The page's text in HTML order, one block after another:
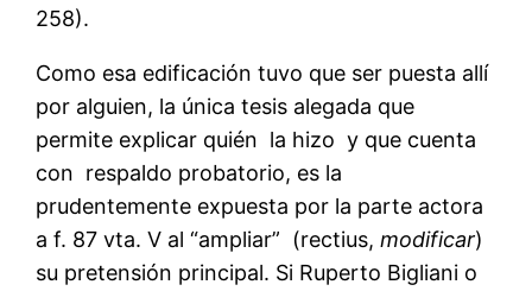
258).
Como esa edificación tuvo que ser puesta allí
por alguien, la única tesis alegada que
permite explicar quién la hizo y que cuenta
con respaldo probatorio, es la
prudentemente expuesta por la parte actora
a f. 87 vta. V al “ampliar” (rectius,modificar)
su pretensión principal. Si Ruperto Bigliani o